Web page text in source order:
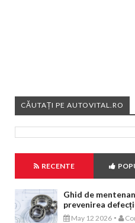
CĂUTAȚI PE AUTOVITAL.RO
RECENTE
Ghid de
prevenirea
May 12 2026 -